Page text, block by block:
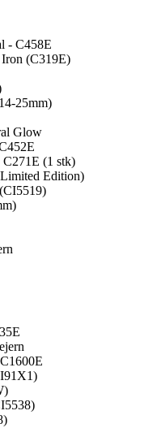
- C458E
(C319E)
25mm)
Glow
(1 stk)
Edition)